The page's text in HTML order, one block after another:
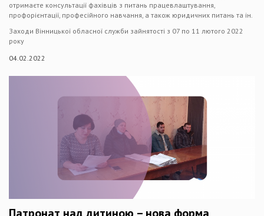
отримаєте консультації фахівців з питань працевлаштування,
профорієнтації, професійного навчання, а також юридичних питань та ін.
Заходи Вінницької обласної служби зайнятості з 07 по 11 лютого 2022
року
04.02.2022